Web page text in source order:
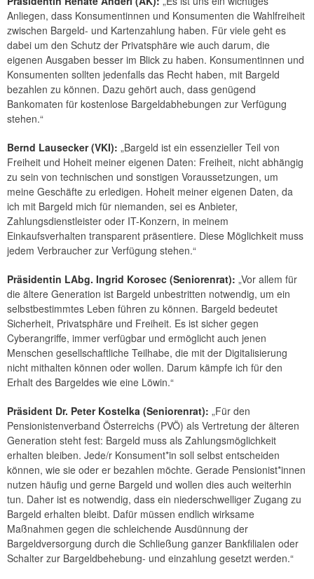
Anliegen, dass Konsumentinnen und Konsumenten die Wahlfreiheit
zwischen Bargeld- und Kartenzahlung haben. Für viele geht es
dabei um den Schutz der Privatsphäre wie auch darum, die
eigenen Ausgaben besser im Blick zu haben. Konsumentinnen und
Konsumenten sollten jedenfalls das Recht haben, mit Bargeld
bezahlen zu können. Dazu gehört auch, dass genügend
Bankomaten für kostenlose Bargeldabhebungen zur Verfügung
stehen.“
Bernd Lausecker (VKI): „Bargeld ist ein essenzieller Teil von
Freiheit und Hoheit meiner eigenen Daten: Freiheit, nicht abhängig
zu sein von technischen und sonstigen Voraussetzungen, um
meine Geschäfte zu erledigen. Hoheit meiner eigenen Daten, da
ich mit Bargeld mich für niemanden, sei es Anbieter,
Zahlungsdienstleister oder IT-Konzern, in meinem
Einkaufsverhalten transparent präsentiere. Diese Möglichkeit muss
jedem Verbraucher zur Verfügung stehen.“
Präsidentin LAbg. Ingrid Korosec (Seniorenrat): „Vor allem für
die ältere Generation ist Bargeld unbestritten notwendig, um ein
selbstbestimmtes Leben führen zu können. Bargeld bedeutet
Sicherheit, Privatsphäre und Freiheit. Es ist sicher gegen
Cyberangriffe, immer verfügbar und ermöglicht auch jenen
Menschen gesellschaftliche Teilhabe, die mit der Digitalisierung
nicht mithalten können oder wollen. Darum kämpfe ich für den
Erhalt des Bargeldes wie eine Löwin.“
Präsident Dr. Peter Kostelka (Seniorenrat): „Für den
Pensionistenverband Österreichs (PVÖ) als Vertretung der älteren
Generation steht fest: Bargeld muss als Zahlungsmöglichkeit
erhalten bleiben. Jede/r Konsument*in soll selbst entscheiden
können, wie sie oder er bezahlen möchte. Gerade Pensionist*innen
nutzen häufig und gerne Bargeld und wollen dies auch weiterhin
tun. Daher ist es notwendig, dass ein niederschwelliger Zugang zu
Bargeld erhalten bleibt. Dafür müssen endlich wirksame
Maßnahmen gegen die schleichende Ausdünnung der
Bargeldversorgung durch die Schließung ganzer Bankfilialen oder
Schalter zur Bargeldbehebung- und einzahlung gesetzt werden.“